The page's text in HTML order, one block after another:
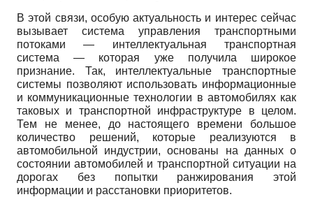
В этой связи, особую актуальность и интерес сейчас
вызывает система управления транспортными
потоками — интеллектуальная транспортная
система — которая уже получила широкое
признание. Так, интеллектуальные транспортные
системы позволяют использовать информационные
и коммуникационные технологии в автомобилях как
таковых и транспортной инфраструктуре в целом.
Тем не менее, до настоящего времени большое
количество решений, которые реализуются в
автомобильной индустрии, основаны на данных о
состоянии автомобилей и транспортной ситуации на
дорогах без попытки ранжирования этой
информации и расстановки приоритетов.